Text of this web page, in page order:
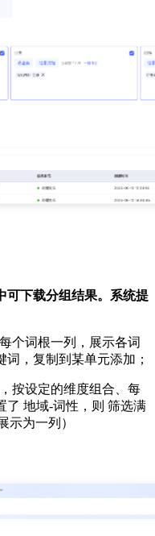
可下载分组结果。系统提
个词根一列，展示各词
，复制到某单元添加；
按设定的维度组合、每
了 地域-词性，则 筛选满
示为一列）